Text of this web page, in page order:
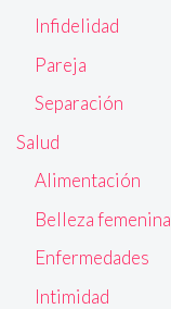
Infidelidad
Pareja
Separación
Salud
Alimentación
Belleza femenina
Enfermedades
Intimidad